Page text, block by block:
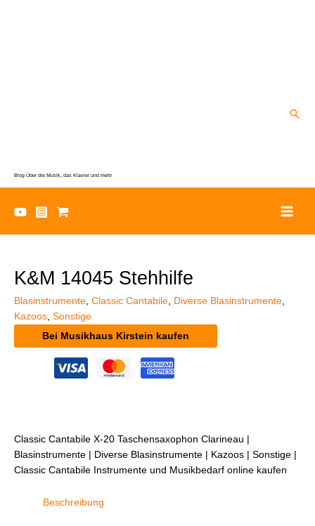
Blog Über die Musik, das Klavier und mehr
K&M 14045 Stehhilfe
Blasinstrumente Classic Cantabile Diverse Blasinstrumente
Kazoos Sonstige
Bei Musikhaus Kirstein kaufen
Classic Cantabile X-20 Taschensaxophon Clarineau |
Blasinstrumente | Diverse Blasinstrumente | Kazoos | Sonstige |
Classic Cantabile Instrumente und Musikbedarf online kaufen
Beschreibung